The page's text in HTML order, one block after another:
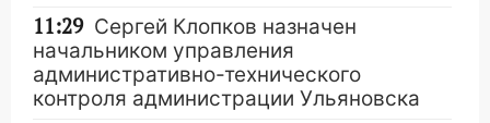
11:29 Сергей Клопков назначен
начальником управления
административно-технического
контроля администрации Ульяновска